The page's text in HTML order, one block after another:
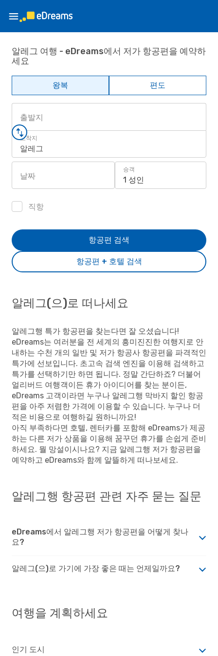
알레그 여행 - eDreams에서 저가 항공편을 예약하
세요
왕복 편도
출발지
도착지
알레그
날짜
승객
1 성인
직항
항공편 + 호텔 검색
항공편 검색
알레그(으)로 떠나세요
알레그행 특가 항공편을 찾는다면 잘 오셨습니다!
eDreams는 여러분을 전 세계의 흥미진진한 여행지로 안
내하는 수천 개의 일반 및 저가 항공사 항공편을 파격적인
특가에 선보입니다. 초고속 검색 엔진을 이용해 검색하고
특가를 선택하기만 하면 됩니다. 정말 간단하죠? 더불어
얼리버드 여행객이든 휴가 아이디어를 찾는 분이든,
eDreams 고객이라면 누구나 알레그행 막바지 할인 항공
편을 아주 저렴한 가격에 이용할 수 있습니다. 누구나 더
적은 비용으로 여행하길 원하니까요!
아직 부족하다면 호텔, 렌터카를 포함해 eDreams가 제공
하는 다른 저가 상품을 이용해 꿈꾸던 휴가를 손쉽게 준비
하세요. 뭘 망설이시나요? 지금 알레그행 저가 항공편을
예약하고 eDreams와 함께 알뜰하게 떠나보세요.
알레그행 항공편 관련 자주 묻는 질문
eDreams에서 알레그행 저가 항공편을 어떻게 찾나
요?
알레그(으)로 가기에 가장 좋은 때는 언제일까요?
여행을 계획하세요
인기 도시